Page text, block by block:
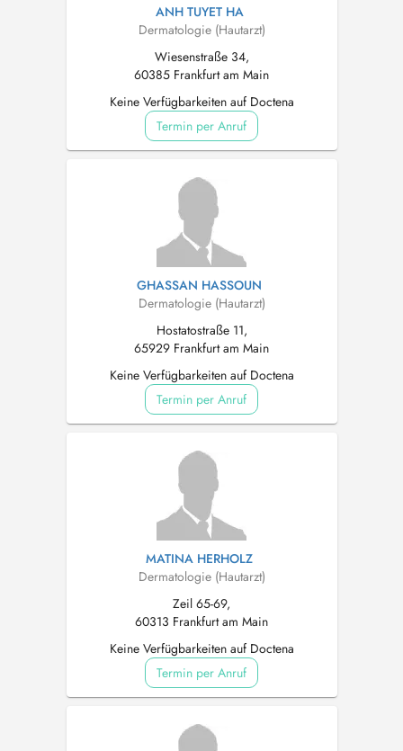
ANH TUYET HA
Dermatologie (Hautarzt)
Wiesenstraße 34,
60385 Frankfurt am Main
Keine Verfügbarkeiten auf Doctena
Termin per Anruf
GHASSAN HASSOUN
Dermatologie (Hautarzt)
Hostatostraße 11,
65929 Frankfurt am Main
Keine Verfügbarkeiten auf Doctena
Termin per Anruf
MATINA HERHOLZ
Dermatologie (Hautarzt)
Zeil 65-69,
60313 Frankfurt am Main
Keine Verfügbarkeiten auf Doctena
Termin per Anruf